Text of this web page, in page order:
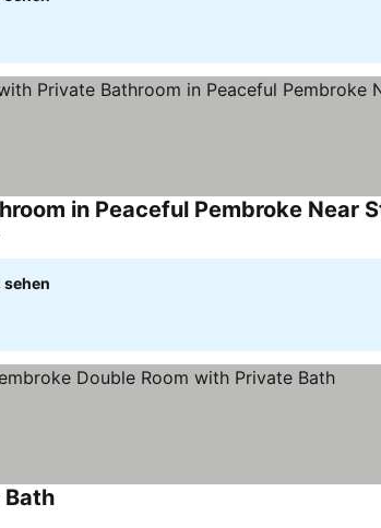
in Peaceful Pembroke Near
sehen
BathPreise sehen